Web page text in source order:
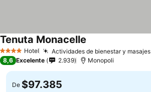
4 EstrellasHotel Actividades de bienestar y masajes
Tenuta Monacelle
8,6 Excelente 2.939 Monopoli
De $97.385